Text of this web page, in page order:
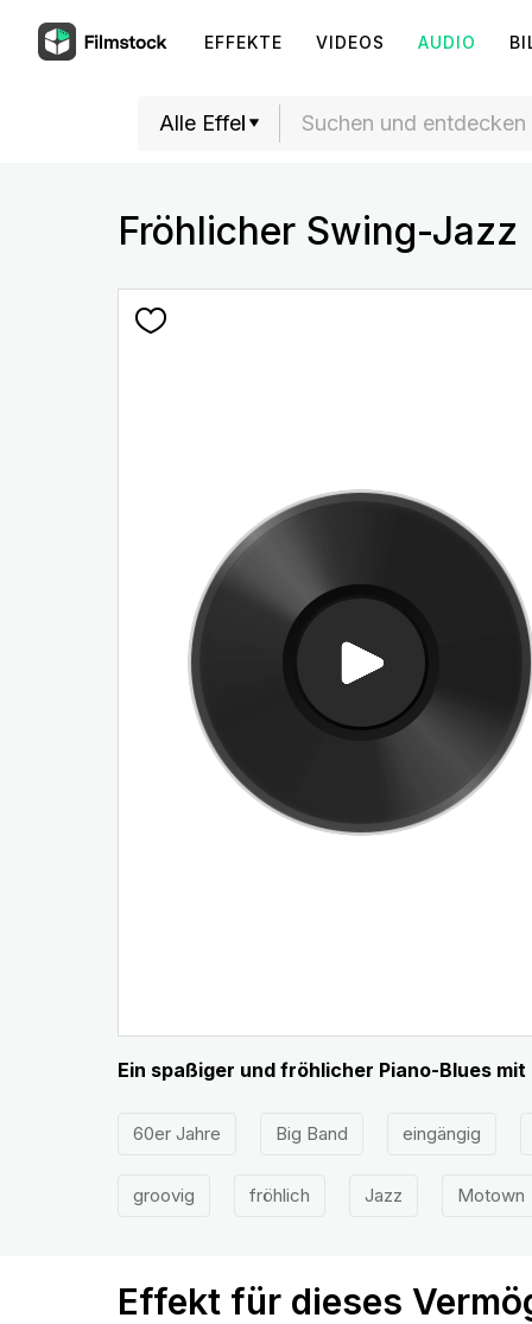
EFFEKTE VIDEOS AUDIO
Fröhlicher Swing-Jazz
Ein spaßiger und fröhlicher Piano-Blues
60er Jahre Big Band eingängig
groovig fröhlich Jazz Motown
Effekt für dieses